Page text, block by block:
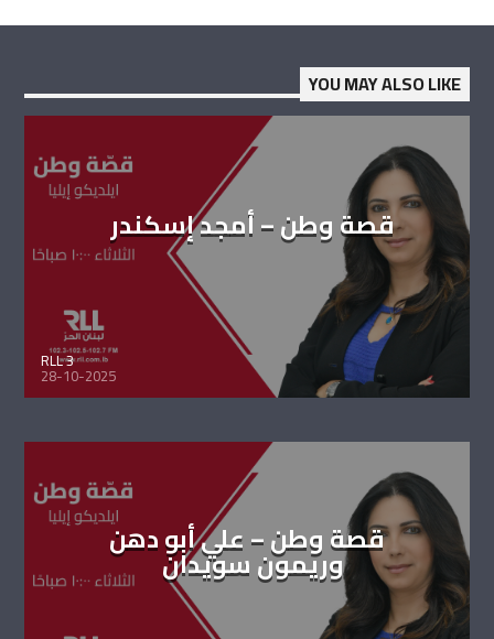
YOU MAY ALSO LIKE
قصة وطن – أمجد إسكندر
RLL 3
28-10-2025
قصة وطن – علي أبو دهن
وريمون سويدان